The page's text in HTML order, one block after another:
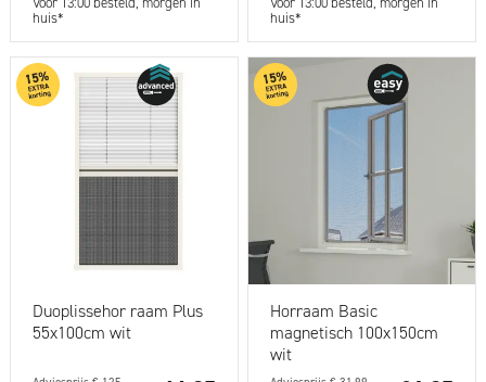
huis*
huis*
Duoplissehor raam Plus
55x100cm wit
Horraam Basic
magnetisch 100x150cm
wit